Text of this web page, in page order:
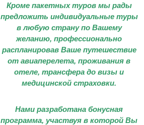
Кроме пакетных туров мы рады
предложить индивидуальные туры
в любую страну по Вашему
желанию, профессионально
распланировав Ваше путешествие
от авиаперелета, проживания в
отеле, трансфера до визы и
медицинской страховки.
Нами разработана бонусная
программа, участвуя в которой Вы